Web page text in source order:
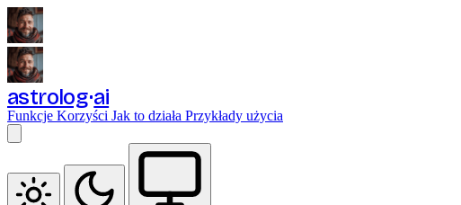
astrolog ai
Funkcje Korzyści Jak to działa Przykłady użycia